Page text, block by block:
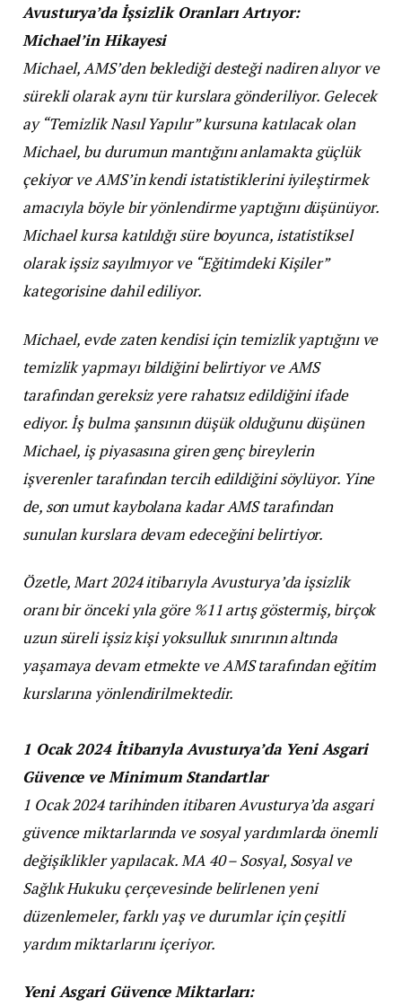
Avusturya’da İşsizlik Oranları Artıyor:
Michael’in Hikayesi
Michael, AMS’den beklediği desteği nadiren alıyor ve
sürekli olarak aynı tür kurslara gönderiliyor. Gelecek
ay “Temizlik Nasıl Yapılır” kursuna katılacak olan
Michael, bu durumun mantığını anlamakta güçlük
çekiyor ve AMS’in kendi istatistiklerini iyileştirmek
amacıyla böyle bir yönlendirme yaptığını düşünüyor.
Michael kursa katıldığı süre boyunca, istatistiksel
olarak işsiz sayılmıyor ve “Eğitimdeki Kişiler”
kategorisine dahil ediliyor.
Michael, evde zaten kendisi için temizlik yaptığını ve
temizlik yapmayı bildiğini belirtiyor ve AMS
tarafından gereksiz yere rahatsız edildiğini ifade
ediyor. İş bulma şansının düşük olduğunu düşünen
Michael, iş piyasasına giren genç bireylerin
işverenler tarafından tercih edildiğini söylüyor. Yine
de, son umut kaybolana kadar AMS tarafından
sunulan kurslara devam edeceğini belirtiyor.
Özetle, Mart 2024 itibarıyla Avusturya’da işsizlik
oranı bir önceki yıla göre %11 artış göstermiş, birçok
uzun süreli işsiz kişi yoksulluk sınırının altında
yaşamaya devam etmekte ve AMS tarafından eğitim
kurslarına yönlendirilmektedir.
1 Ocak 2024 İtibarıyla Avusturya’da Yeni Asgari
Güvence ve Minimum Standartlar
1 Ocak 2024 tarihinden itibaren Avusturya’da asgari
güvence miktarlarında ve sosyal yardımlarda önemli
değişiklikler yapılacak. MA 40 – Sosyal, Sosyal ve
Sağlık Hukuku çerçevesinde belirlenen yeni
düzenlemeler, farklı yaş ve durumlar için çeşitli
yardım miktarlarını içeriyor.
Yeni Asgari Güvence Miktarları: